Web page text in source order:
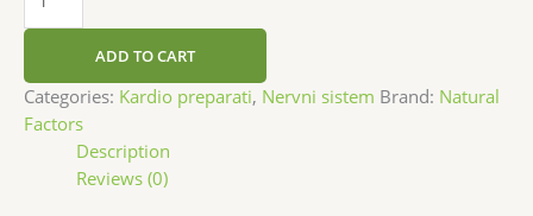
ADD TO CART
Categories: Kardio preparati, Nervni sistem Brand: Natural
Factors
Description
Reviews (0)